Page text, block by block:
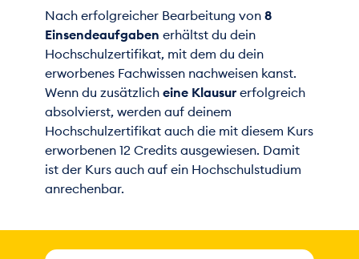
Methoden derBilanzanalysebist du in der
Lage, die im Jahresabschluss präsentierten
Daten zu analysieren und ein Unternehmen
gezielt zu bewerten.
Darüber hinaus setzt du die zentralen
Wirkmechanismen desinternen
Rechnungswesensgezielt ein: Du kannst die
Stärken und Schwächen eines Unternehmens
analysieren und passende Lösungsansätze
Auszüge aus den Lerninhalten:
Nach erfolgreicher Bearbeitung von 8
Einsendeaufgaben erhältst du dein
Hochschulzertifikat, mit dem du dein
erworbenes Fachwissen nachweisen kanst.
Wenn du zusätzlich eine Klausur erfolgreich
absolvierst, werden auf deinem
Hochschulzertifikat auch die mit diesem Kurs
erworbenen 12 Credits ausgewiesen. Damit
ist der Kurs auch auf ein Hochschulstudium
anrechenbar.